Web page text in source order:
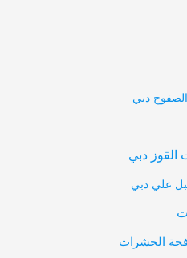
دبي
دبي
علي دبي
الحشرات